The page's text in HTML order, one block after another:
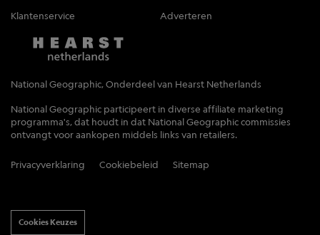
Klantenservice
Adverteren
National Geographic, Onderdeel van Hearst Netherlands
National Geographic participeert in diverse affiliate marketing
programma's, dat houdt in dat National Geographic commissies
ontvangt voor aankopen middels links van retailers.
Privacyverklaring Cookiebeleid Sitemap
Cookies Keuzes